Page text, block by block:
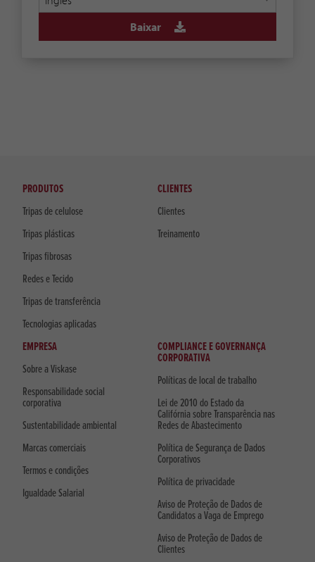
Baixar
PRODUTOS
Tripas de celulose
Tripas plásticas
Tripas fibrosas
Redes e Tecido
Tripas de transferência
Tecnologias aplicadas
CLIENTES
Clientes
Treinamento
EMPRESA
Sobre a Viskase
Responsabilidade social
corporativa
Sustentabilidade ambiental
Marcas comerciais
Termos e condições
Igualdade Salarial
COMPLIANCE E GOVERNANÇA
CORPORATIVA
Políticas de local de trabalho
Lei de 2010 do Estado da
Califórnia sobre Transparência nas
Redes de Abastecimento
Política de Segurança de Dados
Corporativos
Política de privacidade
Aviso de Proteção de Dados de
Candidatos a Vaga de Emprego
Aviso de Proteção de Dados de
Clientes